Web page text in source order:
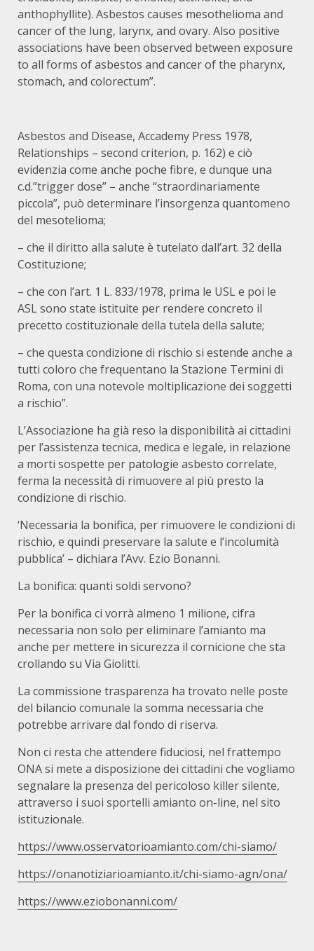
anthophyllite). Asbestos causes mesothelioma and
cancer of the lung, larynx, and ovary. Also positive
associations have been observed between exposure
to all forms of asbestos and cancer of the pharynx,
stomach, and colorectum”.
Asbestos and Disease, Accademy Press 1978,
Relationships – second criterion, p. 162) e ciò
evidenzia come anche poche fibre, e dunque una
c.d.”trigger dose” – anche “straordinariamente
piccola”, può determinare l’insorgenza quantomeno
del mesotelioma;
– che il diritto alla salute è tutelato dall’art. 32 della
Costituzione;
– che con l’art. 1 L. 833/1978, prima le USL e poi le
ASL sono state istituite per rendere concreto il
precetto costituzionale della tutela della salute;
– che questa condizione di rischio si estende anche a
tutti coloro che frequentano la Stazione Termini di
Roma, con una notevole moltiplicazione dei soggetti
a rischio”.
L’Associazione ha già reso la disponibilità ai cittadini
per l’assistenza tecnica, medica e legale, in relazione
a morti sospette per patologie asbesto correlate,
ferma la necessità di rimuovere al più presto la
condizione di rischio.
‘Necessaria la bonifica, per rimuovere le condizioni di
rischio, e quindi preservare la salute e l’incolumità
pubblica’ – dichiara l’Avv. Ezio Bonanni.
La bonifica: quanti soldi servono?
Per la bonifica ci vorrà almeno 1 milione, cifra
necessaria non solo per eliminare l’amianto ma
anche per mettere in sicurezza il cornicione che sta
crollando su Via Giolitti.
La commissione trasparenza ha trovato nelle poste
del bilancio comunale la somma necessaria che
potrebbe arrivare dal fondo di riserva.
Non ci resta che attendere fiduciosi, nel frattempo
ONA si mete a disposizione dei cittadini che vogliamo
segnalare la presenza del pericoloso killer silente,
attraverso i suoi sportelli amianto on-line, nel sito
istituzionale.
https://www.osservatorioamianto.com/chi-siamo/
https://onanotiziarioamianto.it/chi-siamo-agn/ona/
https://www.eziobonanni.com/